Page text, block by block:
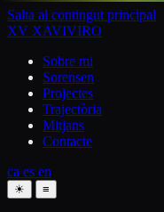
Salta al contingut principal
XV XAVIVIRO
Sobre mi
Sorensen
Projectes
Trajectòria
Mitjans
Contacte
ca es en
☀ ≡